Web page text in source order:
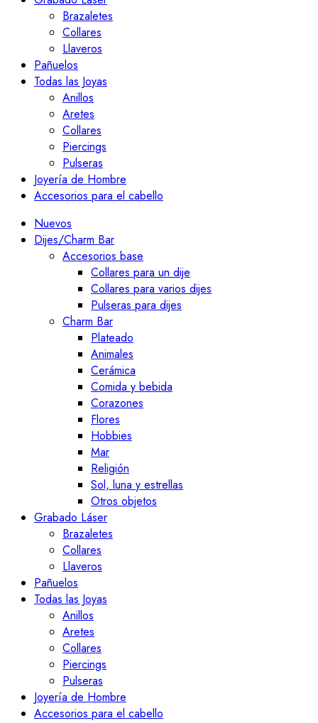
Brazaletes
Collares
Llaveros
Pañuelos
Todas las Joyas
Anillos
Aretes
Collares
Piercings
Pulseras
Joyería de Hombre
Accesorios para el cabello
Nuevos
Dijes/Charm Bar
Accesorios base
Collares para un dije
Collares para varios dijes
Pulseras para dijes
Charm Bar
Plateado
Animales
Cerámica
Comida y bebida
Corazones
Flores
Hobbies
Mar
Religión
Sol, luna y estrellas
Otros objetos
Grabado Láser
Brazaletes
Collares
Llaveros
Pañuelos
Todas las Joyas
Anillos
Aretes
Collares
Piercings
Pulseras
Joyería de Hombre
Accesorios para el cabello